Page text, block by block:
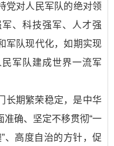
党对人民军队的绝对领
、科技强军、人才强
军队现代化，如期实现
军队建成世界一流军
长期繁荣稳定，是中华
确、坚定不移贯彻“一
”、高度自治的方针，促